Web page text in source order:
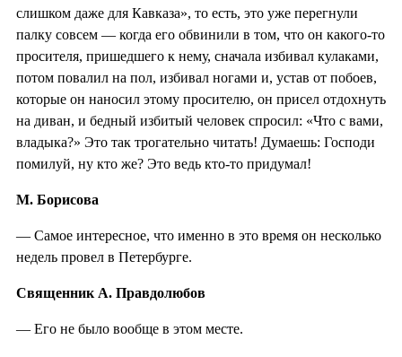
слишком даже для Кавказа», то есть, это уже перегнули
палку совсем — когда его обвинили в том, что он какого-то
просителя, пришедшего к нему, сначала избивал кулаками,
потом повалил на пол, избивал ногами и, устав от побоев,
которые он наносил этому просителю, он присел отдохнуть
на диван, и бедный избитый человек спросил: «Что с вами,
владыка?» Это так трогательно читать! Думаешь: Господи
помилуй, ну кто же? Это ведь кто-то придумал!
М. Борисова
— Самое интересное, что именно в это время он несколько
недель провел в Петербурге.
Священник А. Правдолюбов
— Его не было вообще в этом месте.